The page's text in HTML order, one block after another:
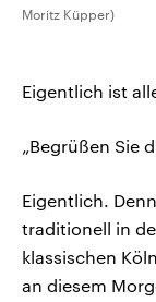
Moritz Küpper)
Eigentlich ist
„Begrüßen Sie
Eigentlich.
traditionell in
klassischen
an diesem